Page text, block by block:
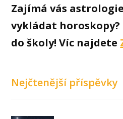
Zajímá vás
vykládat horoskopy?
do školy! Víc najdete
Nejčtenější příspěvky